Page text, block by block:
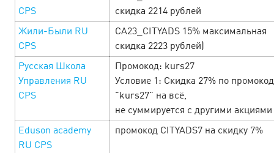
CPS
скидка 2214 рублей
Жили-Были RU
CPS
CA23_CITYADS 15% максимальная
скидка 2223 рублей)
Русская Школа
Управления RU
CPS
Промокод: kurs27
Условие 1: Скидка 27% по
"kurs27" на всё,
не суммируется с другими акциями
Eduson academy
RU CPS
промокод CITYADS7 на скидку 7%